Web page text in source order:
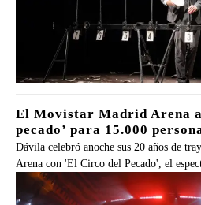
El Movistar Madrid Arena
pecado’ para 15.000
Dávila celebró anoche sus 20 años de
Arena con 'El Circo del Pecado', el